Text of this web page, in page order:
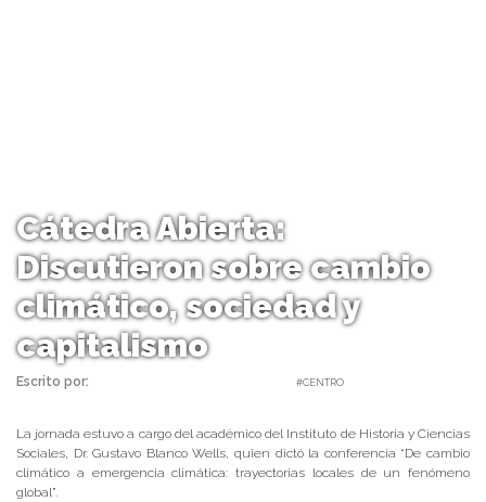
Cátedra Abierta:
Discutieron sobre cambio
climático, sociedad y
capitalismo
Escrito por: #CENTRO
La jornada estuvo a cargo del académico del Instituto de Historia y Ciencias
Sociales, Dr. Gustavo Blanco Wells, quien dictó la conferencia “De cambio
climático a emergencia climática: trayectorias locales de un fenómeno
global”.